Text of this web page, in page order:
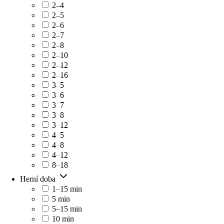
2–4
2–5
2–6
2–7
2–8
2–10
2–12
2–16
3–5
3–6
3–7
3–8
3–12
4–5
4–8
4–12
8–18
Herní doba
1–15 min
5 min
5–15 min
10 min